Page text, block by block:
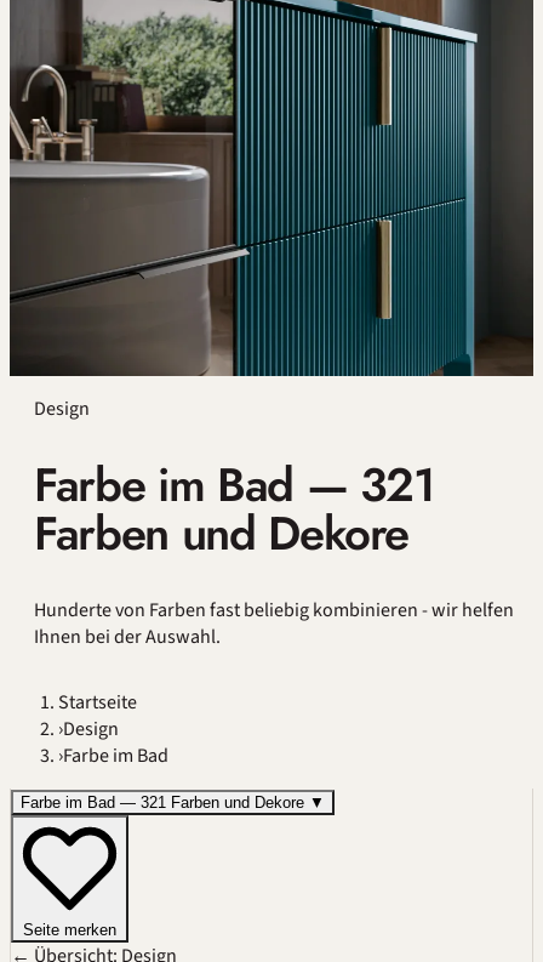
Design
Farbe im Bad — 321
Farben und Dekore
Hunderte von Farben fast beliebig kombinieren - wir helfen
Ihnen bei der Auswahl.
Startseite
›Design
›Farbe im Bad
Farbe im Bad — 321 Farben und Dekore ▼
Seite merken
← Übersicht: Design